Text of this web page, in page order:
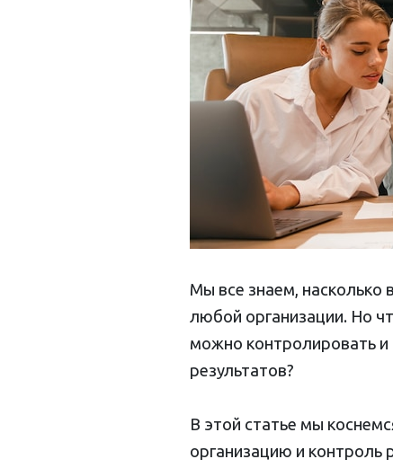
Мы все знаем,
любой организации. Но
можно контролировать и
результатов?
В этой статье мы
организацию и